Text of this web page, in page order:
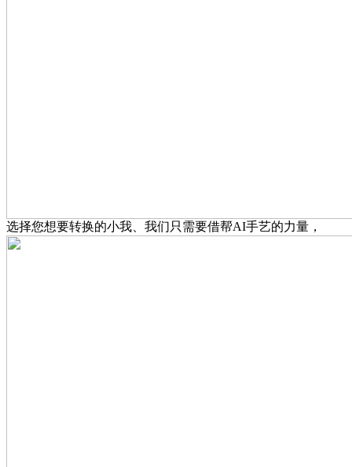
选择您想要转换的小我、我们只需要借帮AI手艺的力量，